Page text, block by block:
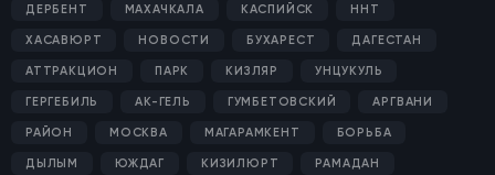
ДЕРБЕНТ МАХАЧКАЛА КАСПИЙСК ННТ
ХАСАВЮРТ НОВОСТИ БУХАРЕСТ ДАГЕСТАН
АТТРАКЦИОН ПАРК КИЗЛЯР УНЦУКУЛЬ
ГЕРГЕБИЛЬ АК-ГЕЛЬ ГУМБЕТОВСКИЙ АРГВАНИ
РАЙОН МОСКВА МАГАРАМКЕНТ БОРЬБА
ДЫЛЫМ ЮЖДАГ КИЗИЛЮРТ РАМАДАН